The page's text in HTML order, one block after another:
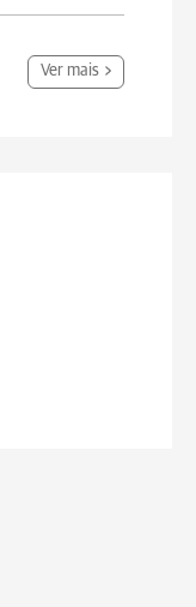
Ver mais